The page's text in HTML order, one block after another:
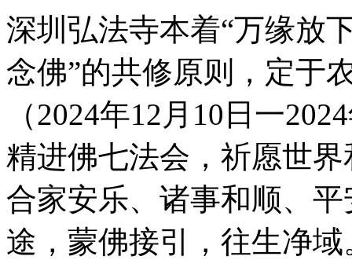
深圳弘法寺本着“万缘放
念佛”的共修原则，定于
（2024年12月10日一
精进佛七法会，祈愿世
合家安乐、诸事和顺、
途，蒙佛接引，往生净域